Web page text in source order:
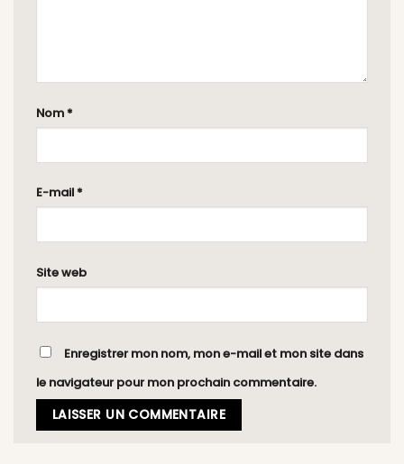
Nom *
E-mail *
Site web
Enregistrer mon nom, mon e-mail et mon site dans
le navigateur pour mon prochain commentaire.